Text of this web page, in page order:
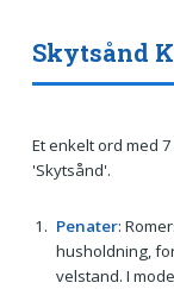
Skytsånd
Et enkelt ord med
'Skytsånd'.
Penater:
husholdning,
velstand. I